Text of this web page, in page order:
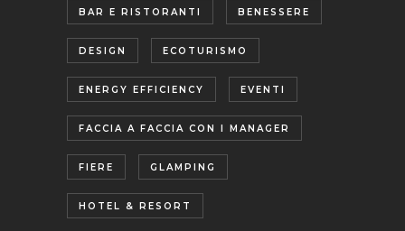
BAR E RISTORANTI BENESSERE
DESIGN ECOTURISMO
ENERGY EFFICIENCY EVENTI
FACCIA A FACCIA CON I MANAGER
FIERE GLAMPING
HOTEL & RESORT